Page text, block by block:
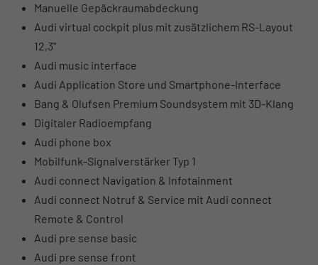
Manuelle Gepäckraumabdeckung
Audi virtual cockpit plus mit zusätzlichem RS-Layout
12,3"
Audi music interface
Audi Application Store und Smartphone-Interface
Bang & Olufsen Premium Soundsystem mit 3D-Klang
Digitaler Radioempfang
Audi phone box
Mobilfunk-Signalverstärker Typ 1
Audi connect Navigation & Infotainment
Audi connect Notruf & Service mit Audi connect
Remote & Control
Audi pre sense basic
Audi pre sense front